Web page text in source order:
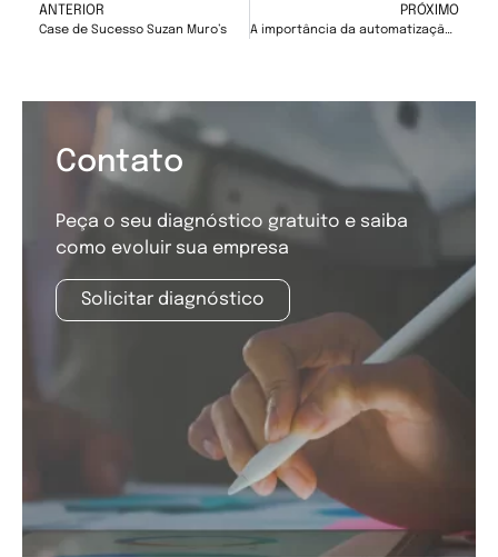
ANTERIOR
Case de Sucesso Suzan Muro’s
PRÓXIMO
A importância da automatização do marketing do seu negócio
Contato
Peça o seu diagnóstico gratuito e saiba
como evoluir sua empresa
Solicitar diagnóstico